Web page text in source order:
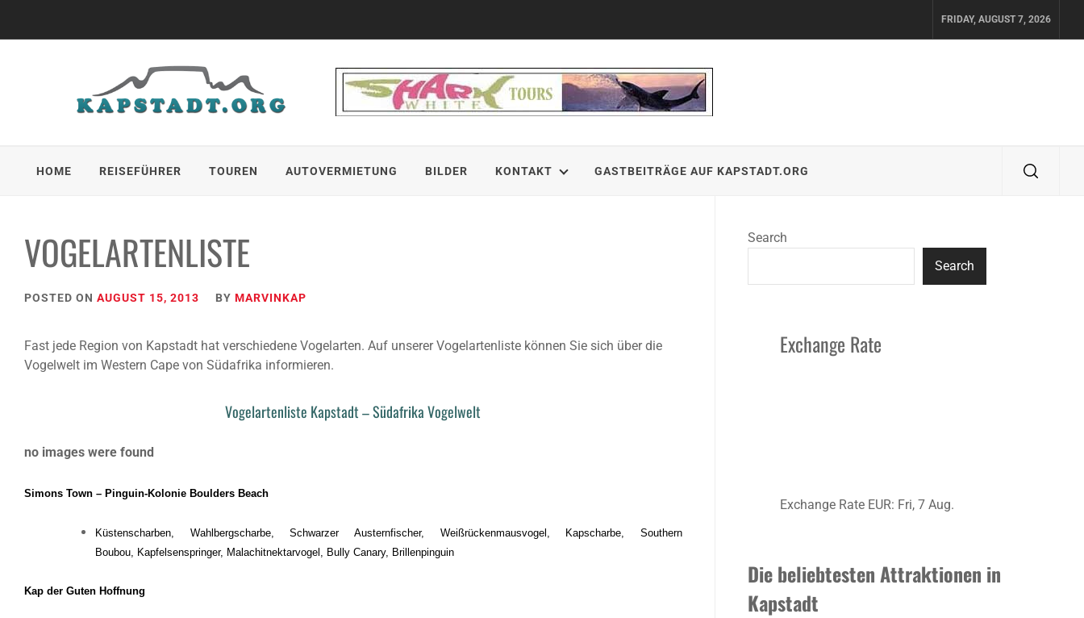
FRIDAY, AUGUST 7, 2026
HOME REISEFÜHRER TOUREN AUTOVERMIETUNG BILDER KONTAKT GASTBEITRÄGE AUF KAPSTADT.ORG
VOGELARTENLISTE
POSTED ON AUGUST 15, 2013 BY MARVINKAP
Fast jede Region von Kapstadt hat verschiedene Vogelarten. Auf unserer Vogelartenliste können Sie sich über die
Vogelwelt im Western Cape von Südafrika informieren.
Vogelartenliste Kapstadt – Südafrika Vogelwelt
no images were found
Simons Town – Pinguin-Kolonie Boulders Beach
Küstenscharben, Wahlbergscharbe, Schwarzer Austernfischer, Weißrückenmausvogel, Kapscharbe, Southern
Boubou, Kapfelsenspringer, Malachitnektarvogel, Bully Canary, Brillenpinguin
Kap der Guten Hoffnung
Search
Search
Exchange Rate
Exchange Rate EUR: Fri, 7 Aug.
Die beliebtesten Attraktionen in
Kapstadt